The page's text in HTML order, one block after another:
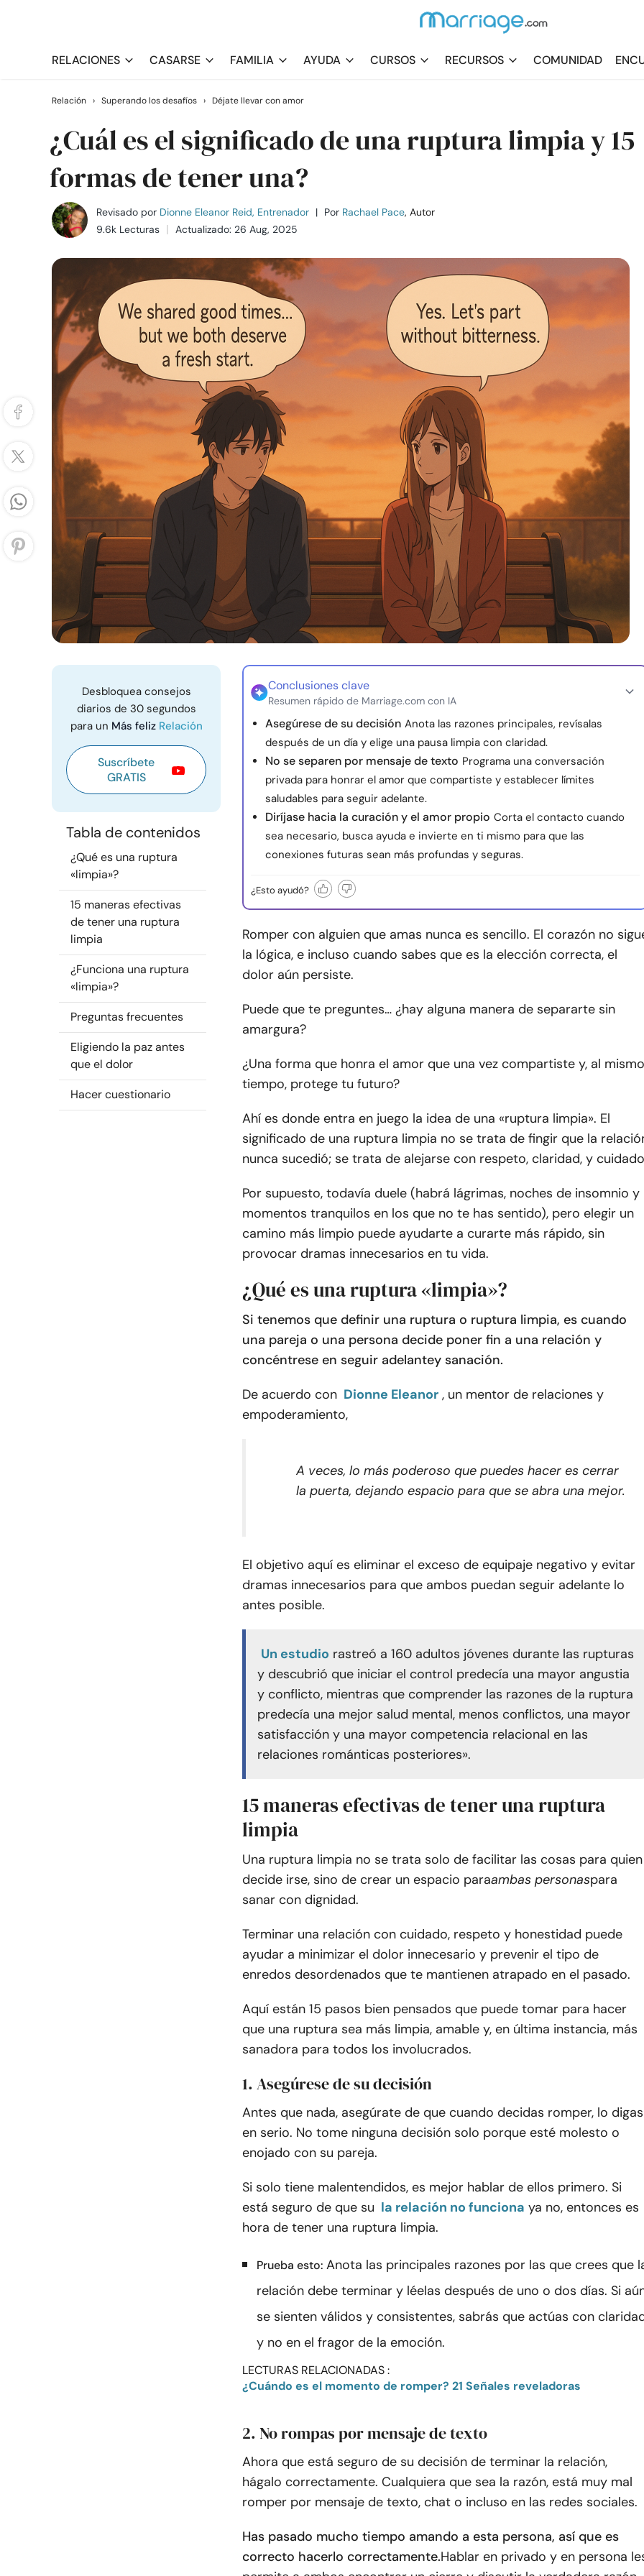
RELACIONES CASARSE FAMILIA AYUDA CURSOS RECURSOS COMUNIDAD
Relación › Superando los desafíos › Déjate llevar con amor
¿Cuál es el significado de una ruptura limpia y 15
formas de tener una?
Revisado por Dionne Eleanor Reid, Entrenador | Por Rachael Pace, Autor
9.6k Lecturas
Actualizado: 26 Aug, 2025
Desbloquea consejos
diarios de 30 segundos
para un Más feliz Relación
Suscríbete
GRATIS
Tabla de contenidos
¿Qué es una ruptura
«limpia»?
15 maneras efectivas
de tener una ruptura
limpia
¿Funciona una ruptura
«limpia»?
Preguntas frecuentes
Eligiendo la paz antes
que el dolor
Hacer cuestionario
Conclusiones clave
Resumen rápido de Marriage.com con IA
Asegúrese de su decisión Anota las razones principales, revísalas
después de un día y elige una pausa limpia con claridad.
No se separen por mensaje de texto Programa una conversación
privada para honrar el amor que compartiste y establecer límites
saludables para seguir adelante.
Diríjase hacia la curación y el amor propio Corta el contacto cuando
sea necesario, busca ayuda e invierte en ti mismo para que las
conexiones futuras sean más profundas y seguras.
¿Esto ayudó?
Romper con alguien que amas nunca es sencillo. El corazón no
la lógica, e incluso cuando sabes que es la elección correcta, el
dolor aún persiste.
Puede que te preguntes… ¿hay alguna manera de separarte sin
amargura?
¿Una forma que honra el amor que una vez compartiste y, al mismo
tiempo, protege tu futuro?
Ahí es donde entra en juego la idea de una «ruptura limpia». El
significado de una ruptura limpia no se trata de fingir que la
nunca sucedió; se trata de alejarse con respeto, claridad, y
Por supuesto, todavía duele (habrá lágrimas, noches de insomnio y
momentos tranquilos en los que no te has sentido), pero elegir un
camino más limpio puede ayudarte a curarte más rápido, sin
provocar dramas innecesarios en tu vida.
¿Qué es una ruptura «limpia»?
Si tenemos que definir una ruptura o ruptura limpia, es cuando
una pareja o una persona decide poner fin a una relación y
concéntrese en seguir adelantey sanación.
De acuerdo con Dionne Eleanor , un mentor de relaciones y
empoderamiento,
A veces, lo más poderoso que puedes hacer es cerrar
la puerta, dejando espacio para que se abra una mejor.
El objetivo aquí es eliminar el exceso de equipaje negativo y evitar
dramas innecesarios para que ambos puedan seguir adelante lo
antes posible.
Un estudio rastreó a 160 adultos jóvenes durante las rupturas
y descubrió que iniciar el control predecía una mayor angustia
y conflicto, mientras que comprender las razones de la ruptura
predecía una mejor salud mental, menos conflictos, una mayor
satisfacción y una mayor competencia relacional en las
relaciones románticas posteriores».
15 maneras efectivas de tener una ruptura
limpia
Una ruptura limpia no se trata solo de facilitar las cosas para quien
decide irse, sino de crear un espacio paraambas personaspara
sanar con dignidad.
Terminar una relación con cuidado, respeto y honestidad puede
ayudar a minimizar el dolor innecesario y prevenir el tipo de
enredos desordenados que te mantienen atrapado en el pasado.
Aquí están 15 pasos bien pensados que puede tomar para hacer
que una ruptura sea más limpia, amable y, en última instancia, más
sanadora para todos los involucrados.
1. Asegúrese de su decisión
Antes que nada, asegúrate de que cuando decidas romper, lo digas
en serio. No tome ninguna decisión solo porque esté molesto o
enojado con su pareja.
Si solo tiene malentendidos, es mejor hablar de ellos primero. Si
está seguro de que su la relación no funciona ya no, entonces es
hora de tener una ruptura limpia.
Prueba esto: Anota las principales razones por las que crees que
relación debe terminar y léelas después de uno o dos días. Si
se sienten válidos y consistentes, sabrás que actúas con
y no en el fragor de la emoción.
LECTURAS RELACIONADAS :
¿Cuándo es el momento de romper? 21 Señales reveladoras
2. No rompas por mensaje de texto
Ahora que está seguro de su decisión de terminar la relación,
hágalo correctamente. Cualquiera que sea la razón, está muy mal
romper por mensaje de texto, chat o incluso en las redes sociales.
Has pasado mucho tiempo amando a esta persona, así que es
correcto hacerlo correctamente.Hablar en privado y en persona